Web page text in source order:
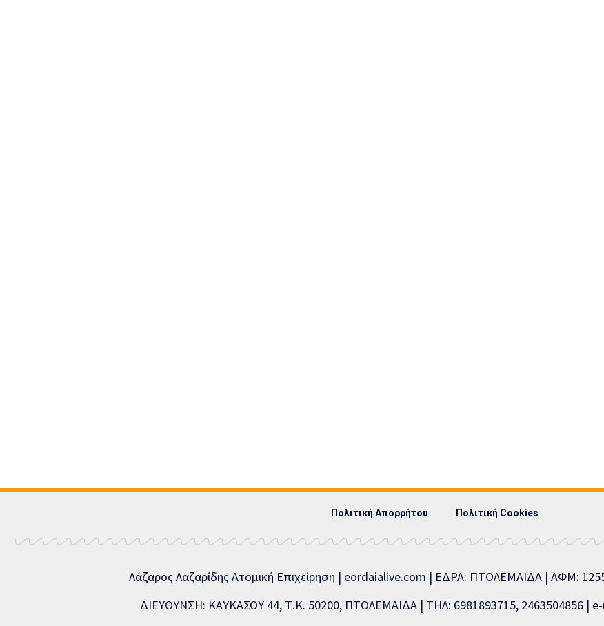
Πολιτική Απορρήτου Πολιτική Cookies
Λάζαρος Λαζαρίδης Ατομική Επιχείρηση | eordaialive.com | ΕΔΡΑ: ΠΤΟΛΕΜΑΪΔΑ | ΑΦΜ:
ΔΙΕΥΘΥΝΣΗ: ΚΑΥΚΑΣΟΥ 44, Τ.Κ. 50200, ΠΤΟΛΕΜΑΪΔΑ | ΤΗΛ: 6981893715, 2463504856 |